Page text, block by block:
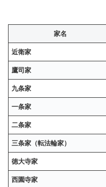
家名
近衛家
鷹司家
九条家
一条家
二条家
三条家（転法輪家）
徳大寺家
西園寺家